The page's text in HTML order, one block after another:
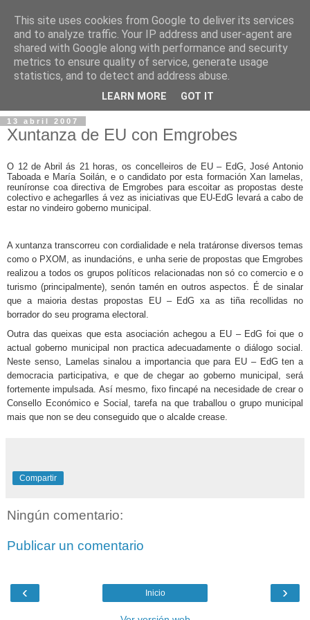
13 abril 2007
Xuntanza de EU con Emgrobes
O 12 de Abril ás 21 horas, os concelleiros de EU – EdG, José Antonio
Taboada e María Soilán, e o candidato por esta formación Xan lamelas,
reuníronse coa directiva de Emgrobes para escoitar as propostas deste
colectivo e achegarlles á vez as iniciativas que EU-EdG levará a cabo de
estar no vindeiro goberno municipal.
A xuntanza transcorreu con cordialidade e nela tratáronse diversos temas
como o PXOM, as inundacións, e unha serie de propostas que Emgrobes
realizou a todos os grupos políticos relacionadas non só co comercio e o
turismo (principalmente), senón tamén en outros aspectos. É de sinalar
que a maioria destas propostas EU – EdG xa as tiña recollidas no
borrador do seu programa electoral.
Outra das queixas que esta asociación achegou a EU – EdG foi que o
actual goberno municipal non practica adecuadamente o diálogo social.
Neste senso, Lamelas sinalou a importancia que para EU – EdG ten a
democracia participativa, e que de chegar ao goberno municipal, será
fortemente impulsada. Así mesmo, fixo fincapé na necesidade de crear o
Consello Económico e Social, tarefa na que traballou o grupo municipal
mais que non se deu conseguido que o alcalde crease.
Compartir
Ningún comentario:
Publicar un comentario
‹ ›
Inicio
This site uses cookies from Google to deliver its services
and to analyze traffic. Your IP address and user-agent are
shared with Google along with performance and security
metrics to ensure quality of service, generate usage
statistics, and to detect and address abuse.
LEARN MORE GOT IT